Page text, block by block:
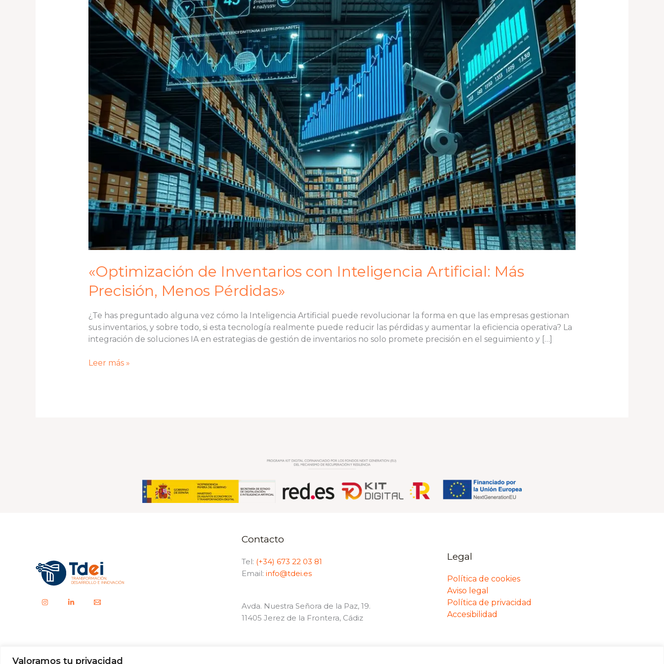
Valoramos tu privacidad
«Optimización de Inventarios con Inteligencia Artificial: Más
Precisión, Menos Pérdidas»
¿Te has preguntado alguna vez cómo la Inteligencia Artificial puede revolucionar la forma en que las empresas gestionan
sus inventarios, y sobre todo, si esta tecnología realmente puede reducir las pérdidas y aumentar la eficiencia operativa? La
integración de soluciones IA en estrategias de gestión de inventarios no solo promete precisión en el seguimiento y […]
con
Inteligencia
Artificial:
Menos
Pérdidas»
Leer más »
Contacto
Tel: (+34) 673 22 03 81
Email: info@tdei.es
Avda. Nuestra Señora de la Paz, 19.
11405 Jerez de la Frontera, Cádiz
Legal
Política de cookies
Aviso legal
Política de privacidad
Accesibilidad